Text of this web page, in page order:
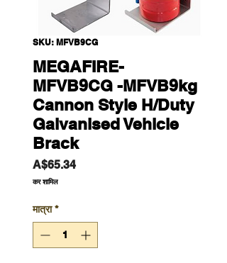
SKU: MFVB9CG
MEGAFIRE-
MFVB9CG -MFVB9kg
Cannon Style H/Duty
Galvanised Vehicle
Brack
A$65.34मूल्य
कर शामिल
मात्रा *